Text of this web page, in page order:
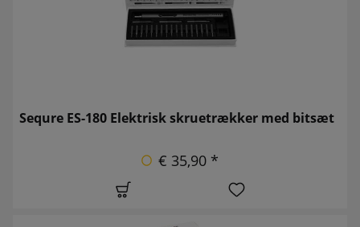
Sequre ES-180 Elektrisk skruetrækker med bitsæt
€ 35,90 *